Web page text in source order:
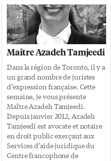
presque jour pour jour, le froid
est le même que les soldats ont
connu. La température est tel
que la visite s’est finalement
faite en grande partie à
l’intérieur du Blockhouse
numéro 2, un endroit qui
servait de caserne. C’est autour
d’une maquette qui représente
le Toronto de 1813 (encore
appelé York) que […]
Maître Azadeh Tamjeedi
Dans la région de Toronto, il y a
un grand nombre de juristes
d’expression française. Cette
semaine, je vous présente
Maître Azadeh Tamjeedi.
Depuis janvier 2012, Azadeh
Tamjeedi est avocate et notaire
en droit public exerçant aux
Services d’aide juridique du
Centre francophone de